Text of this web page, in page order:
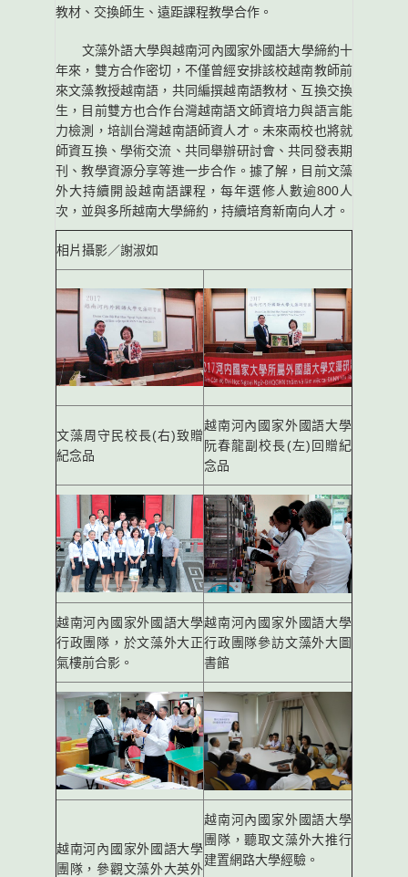
教材、交換師生、遠距課程教學合作。
文藻外語大學與越南河內國家外國語大學締約十
年來，雙方合作密切，不僅曾經安排該校越南教師前
來文藻教授越南語，共同編撰越南語教材、互換交換
生，目前雙方也合作台灣越南語文師資培力與語言能
力檢測，培訓台灣越南語師資人才。未來兩校也將就
師資互換、學術交流、共同舉辦研討會、共同發表期
刊、教學資源分享等進一步合作。據了解，目前文藻
外大持續開設越南語課程，每年選修人數逾800人
次，並與多所越南大學締約，持續培育新南向人才。
相片攝影／謝淑如
文藻周守民校長(右)致贈
紀念品
越南河內國家外國語大學
阮春龍副校長(左)回贈紀
念品
越南河內國家外國語大學
行政團隊，於文藻外大正
氣樓前合影。
越南河內國家外國語大學
行政團隊參訪文藻外大圖
書館
越南河內國家外國語大學
團隊，參觀文藻外大英外
越南河內國家外國語大學
團隊，聽取文藻外大推行
建置網路大學經驗。